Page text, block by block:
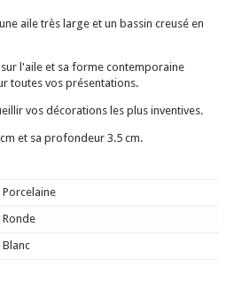
aile très large et un bassin creusé en
l'aile et sa forme contemporaine
toutes vos présentations.
vos décorations les plus inventives.
et sa profondeur 3.5 cm.
Porcelaine
Ronde
Blanc